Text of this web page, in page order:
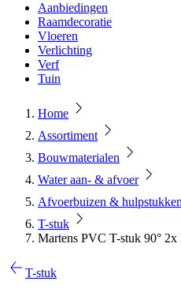
Aanbiedingen
Raamdecoratie
Vloeren
Verlichting
Verf
Tuin
Home
Assortiment
Bouwmaterialen
Water aan- & afvoer
Afvoerbuizen & hulpstukken
T-stuk
Martens PVC T-stuk 90°
T-stuk